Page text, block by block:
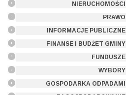
NIERUCHOMOŚCI
PRAWO
INFORMACJE PUBLICZNE
FINANSE I BUDŻET GMINY
FUNDUSZE
WYBORY
GOSPODARKA ODPADAMI